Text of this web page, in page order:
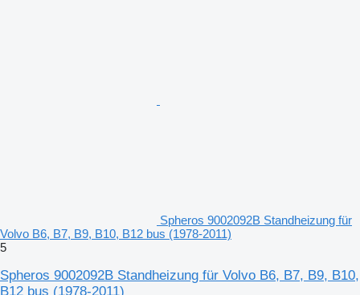
Spheros 9002092B Standheizung für
Volvo B6, B7, B9, B10, B12 bus (1978-2011)
5
Spheros 9002092B Standheizung für Volvo B6, B7, B9, B10,
B12 bus (1978-2011)